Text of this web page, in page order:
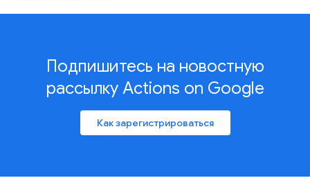
Подпишитесь на новостную
рассылку Actions on Google
Как зарегистрироваться